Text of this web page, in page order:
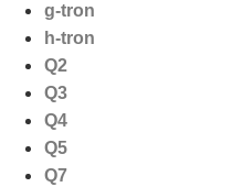
g-tron
h-tron
Q2
Q3
Q4
Q5
Q7